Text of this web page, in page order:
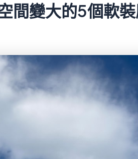
間變大的5個軟